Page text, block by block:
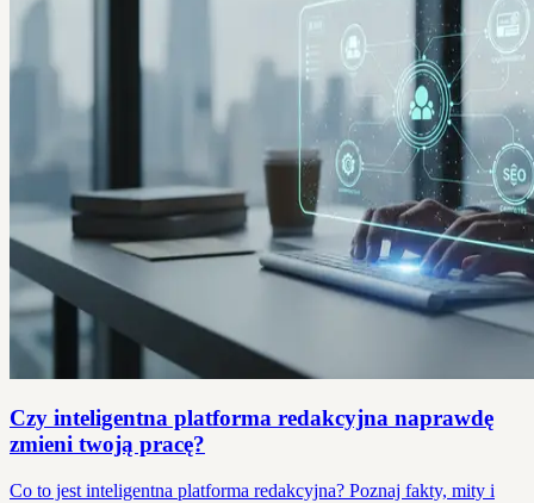
Czy inteligentna platforma redakcyjna naprawdę
zmieni twoją pracę?
Co to jest inteligentna platforma redakcyjna? Poznaj fakty, mity i